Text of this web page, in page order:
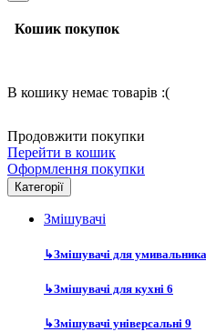
Кошик покупок
В кошику немає товарів :(
Продовжити покупки
Перейти в кошик
Оформлення покупки
Категорії
Змішувачі
↳Змішувачі для умивальника
↳Змішувачі для кухні 6
↳Змішувачі універсальні 9